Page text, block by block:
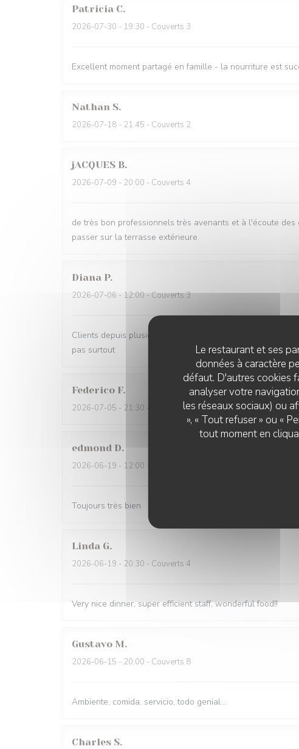
Le restaurant et ses
données à caractère
défaut. D'autres cookies
analyser votre
les réseaux sociaux) ou
», « Tout refuser » ou «
tout moment en
Patricia C
2026-07-30 - 19:30 - Couverts 3
Excellent moment partagé en famille - la nourriture est
Nathan S
2026-07-18 - 21:45 - Couverts 2
jACQUES B
2026-07-09 - 20:00 - Couverts 4
de très bon professionnels très avenants et à l'écoute
passer sur la terrasse extérieure.
Diana P
2026-07-06 - 12:00 - Couverts 3
Clients depuis plusieurs années. Qualité,
pas surtout
Federico F
2026-07-05 - 21:30 - Couverts 2
edmond D
2026-06-19 - 12:00 - Couverts 2
Toujours très bien
Linda G
2026-06-19 - 20:30 - Couverts 4
Very nice dinner, super efficient staff, wonderful food!!
Gustavo M
2026-06-15 - 20:00 - Couverts 8
Ambiente, comida, servicio, todo genial...
Charles S